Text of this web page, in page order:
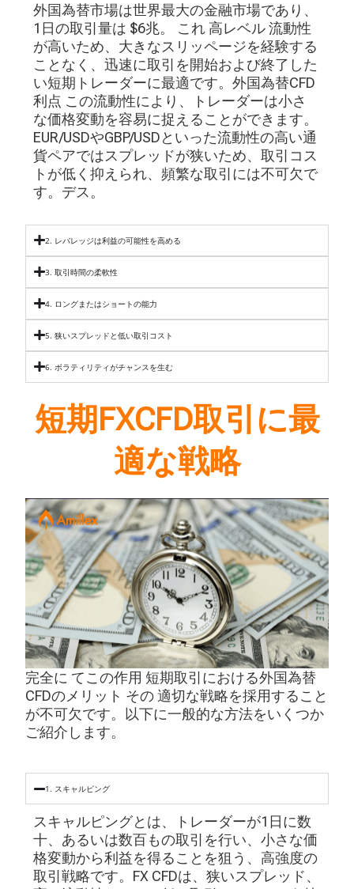
外国為替市場は世界最大の金融市場であり、
1日の取引量は $6兆。 これ 高レベル流動性
が高いため、大きなスリッページを経験する
ことなく、迅速に取引を開始および終了した
い短期トレーダーに最適です。外国為替CFD
利点 この流動性により、トレーダーは小さ
な価格変動を容易に捉えることができます。
EUR/USDやGBP/USDといった流動性の高い通
貨ペアではスプレッドが狭いため、取引コス
トが低く抑えられ、頻繁な取引には不可欠で
す。 デス。
2. レバレッジは利益の可能性を高める
3. 取引時間の柔軟性
4. ロングまたはショートの能力
5. 狭いスプレッドと低い取引コスト
6. ボラティリティがチャンスを生む
短期FXCFD取引に最
適な戦略
完全に てこの作用 短期取引における外国為替
CFDのメリット その適切な戦略を採用すること
が不可欠です。以下に一般的な方法をいくつか
ご紹介します。
1. スキャルピング
スキャルピングとは、トレーダーが1日に数
十、あるいは数百もの取引を行い、小さな価
格変動から利益を得ることを狙う、高強度の
取引戦略です。FX CFDは、狭いスプレッド、